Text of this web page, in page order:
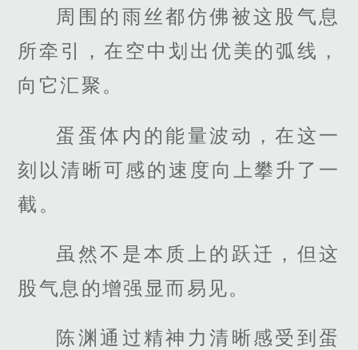
周围的雨丝都仿佛被这股气息
所牵引，在空中划出优美的弧线，
向它汇聚。
蛋蛋体内的能量波动，在这一
刻以清晰可感的速度向上攀升了一
截。
虽然不是本质上的跃迁，但这
股气息的增强显而易见。
陈渊通过精神力清晰感受到蛋